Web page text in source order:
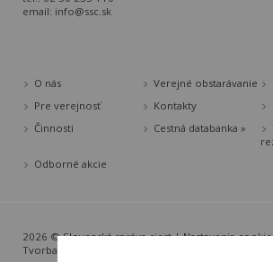
email: info@ssc.sk
O nás Verejné obstarávanie
Pre verejnosť
Kontakty
Činnosti
Cestná databanka »
Odborné akcie
2026 © Slovenská správa ciest |Nastavenia
Tvorba web stránok